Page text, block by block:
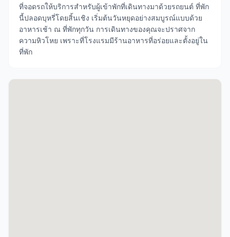
ที่จอดรถให้บริการสำหรับผู้เข้าพักที่เดินทางมาด้วยรถยนต์ ที่พัก
นี้ปลอดบุหรี่โดยสิ้นเชิง เริ่มต้นวันหยุดอย่างสมบูรณ์แบบด้วย
อาหารเช้า ณ ที่พักทุกวัน การเดินทางของคุณจะปราศจาก
ความหิวโหย เพราะที่โรงแรมมีร้านอาหารที่อร่อยและตั้งอยู่ใน
ที่พัก